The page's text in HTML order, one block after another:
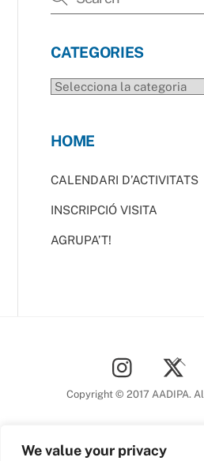
We value your privacy
CATEGORIES
CATEGORIES
HOME
CALENDARI D’ACTIVITATS
INSCRIPCIÓ VISITA
AGRUPA’T!
To
Top
Copyright © 2017 AADIPA.